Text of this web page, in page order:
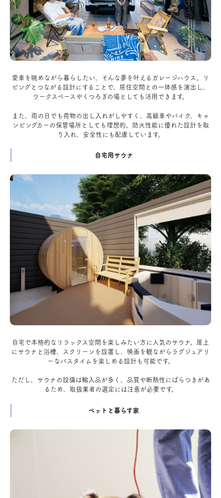
愛車を眺めながら暮らしたい、そんな夢を叶えるガレージハウス。リ
ビングとつながる設計にすることで、居住空間との一体感を演出し、
ワークスペースやくつろぎの場としても活用できます。
また、雨の日でも荷物の出し入れがしやすく、高級車やバイク、キャ
ンピングカーの保管場所としても理想的。防火性能に優れた設計を取
り入れ、安全性にも配慮しています。
自宅用サウナ
自宅で本格的なリラックス空間を楽しみたい方に人気のサウナ。屋上
にサウナと浴槽、スクリーンを設置し、映画を観ながらラグジュアリ
ーなバスタイムを楽しめる設計も可能です。
ただし、サウナの設備は輸入品が多く、品質や断熱性にばらつきがあ
るため、取扱業者の選定には注意が必要です。
ペットと暮らす家